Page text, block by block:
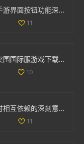
战争手游界面按钮功能深入分析：揭开无尽战斗的神秘面纱
11
暗区突围国际服游戏下载指南：畅享极致战斗体验
10
聚餐时相互依赖的深刻意义与人际关系探讨
11